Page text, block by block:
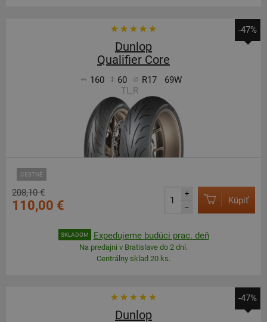
-47%
Dunlop
Qualifier Core
160 60 R17
69W
TL,R
CESTNÉ
208,10 €
110,00 €
+
–
Kúpiť
SKLADOM Expedujeme budúci prac. deň
Na predajni v Bratislave do 2 dní.
Centrálny sklad 20 ks.
-47%
Dunlop